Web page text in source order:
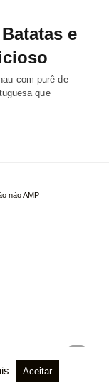
e
com purê de
que
não AMP
Aceitar